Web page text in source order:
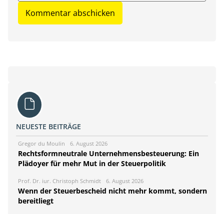
NEUESTE BEITRÄGE
Gregor du Moulin 6. August 2026
Rechtsformneutrale Unternehmensbesteuerung: Ein
Plädoyer für mehr Mut in der Steuerpolitik
Prof. Dr. iur. Christoph Schmidt 6. August 2026
Wenn der Steuerbescheid nicht mehr kommt, sondern
bereitliegt